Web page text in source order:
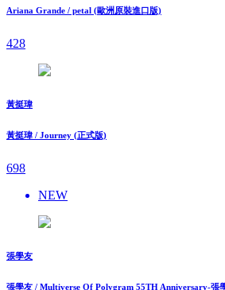
Ariana Grande / petal (歐洲原裝進口版)
428
黃挺瑋
黃挺瑋 / Journey (正式版)
698
NEW
張學友
張學友 / Multiverse Of Polygram 55TH Anniversary-張